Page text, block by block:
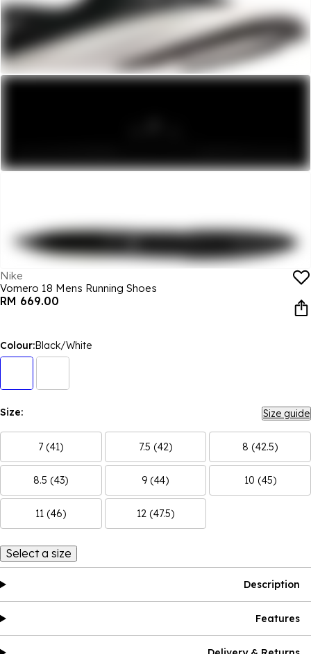
Nike
Vomero 18 Mens Running Shoes
RM 669.00
Colour:Black/White
Size: Size guide
7 (41) 7.5 (42) 8 (42.5)
8.5 (43) 9 (44) 10 (45)
11 (46) 12 (47.5)
Select a size
Description
Features